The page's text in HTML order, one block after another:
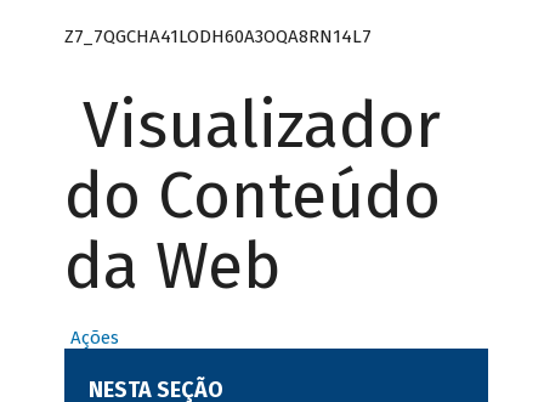
Z7_7QGCHA41LODH60A3OQA8RN14L7
Visualizador
do Conteúdo
da Web
Ações
NESTA SEÇÃO